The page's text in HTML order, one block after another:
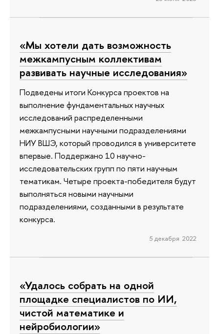
«Мы хотели дать возможность
межкампусным коллективам
развивать научные исследования»
Подведены итоги Конкурса проектов на
выполнение фундаментальных научных
исследований распределенными
межкампусными научными подразделениями
НИУ ВШЭ, который проводился в университете
впервые. Поддержано 10 научно-
исследовательских групп по пяти научным
тематикам. Четыре проекта-победителя будут
выполняться новыми научными
подразделениями, созданными в результате
конкурса.
5 декабря 2022
«Удалось собрать на одной
площадке специалистов по ИИ,
чистой математике и
нейробиологии»